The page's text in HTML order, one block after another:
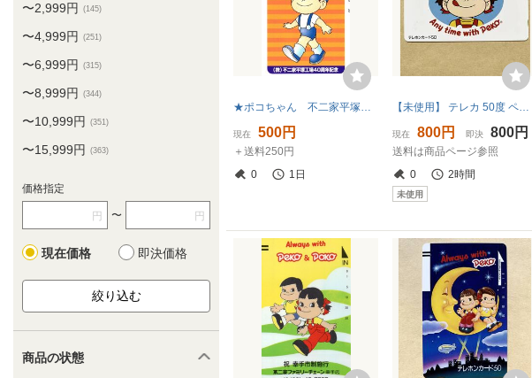
〜2,999円 (145)
〜4,999円 (251)
〜6,999円 (315)
〜8,999円 (344)
〜10,999円 (351)
〜15,999円 (363)
価格指定
円 〜 円
現在価格 即決価格
商品の状態
★ポコちゃん 不二家平塚工場40周年記念★テレカ５０度数未使用jc_214k
現在 500円
＋送料250円
0
1日
【未使用】 テレカ 50度 ペコちゃん Any time with Peko 不二家
現在 800円 即決 800円
送料は商品ページ参照
0
2時間
未使用